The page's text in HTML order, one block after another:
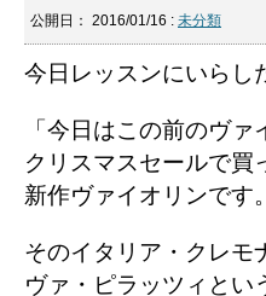
公開日： 2016/01/16 : 未分類
今日レッスンにいらし
「今日はこの前のヴァ
クリスマスセールで買
新作ヴァイオリンです
そのイタリア・クレモ
ヴァ・ピラッツィとい